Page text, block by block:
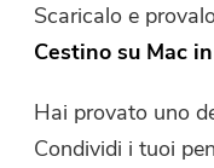
Scaricalo e
Cestino su Mac
Hai provato uno
Condividi i tuoi